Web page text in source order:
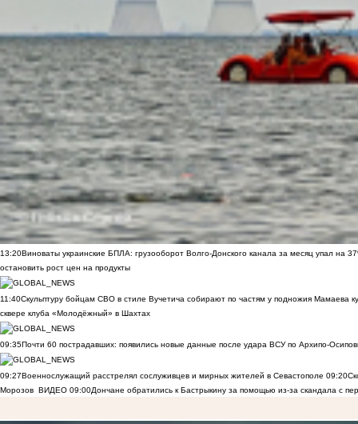
13:20Виноваты украинские БПЛА: грузооборот Волго-Донского канала за месяц упал на
остановить рост цен на продукты
11:40Скульптуру бойцам СВО в стиле Вучетича собирают по частям у подножия Мамаева
сквере клуба «Молодёжный» в Шахтах
09:35Почти 60 пострадавших: появились новые данные после удара ВСУ по Архипо-
09:27Военнослужащий расстрелял сослуживцев и мирных жителей в Севастополе 09:20
Морозов ВИДЕО 09:00Дончане обратились к Бастрыкину за помощью из-за скандала с